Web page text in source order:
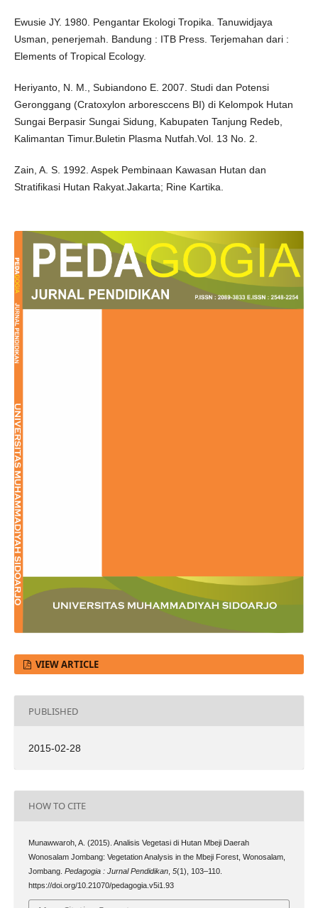
Ewusie JY. 1980. Pengantar Ekologi Tropika. Tanuwidjaya
Usman, penerjemah. Bandung : ITB Press. Terjemahan dari :
Elements of Tropical Ecology.
Heriyanto, N. M., Subiandono E. 2007. Studi dan Potensi
Geronggang (Cratoxylon arboresccens BI) di Kelompok Hutan
Sungai Berpasir Sungai Sidung, Kabupaten Tanjung Redeb,
Kalimantan Timur.Buletin Plasma Nutfah.Vol. 13 No. 2.
Zain, A. S. 1992. Aspek Pembinaan Kawasan Hutan dan
Stratifikasi Hutan Rakyat.Jakarta; Rine Kartika.
VIEW ARTICLE
PUBLISHED
2015-02-28
HOW TO CITE
Munawwaroh, A. (2015). Analisis Vegetasi di Hutan Mbeji Daerah
Wonosalam Jombang: Vegetation Analysis in the Mbeji Forest, Wonosalam,
Jombang. Pedagogia : Jurnal Pendidikan, 5(1), 103–110.
https://doi.org/10.21070/pedagogia.v5i1.93